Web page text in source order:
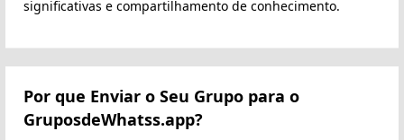
significativas e compartilhamento de conhecimento.
Por que Enviar o Seu Grupo para o
GruposdeWhatss.app?